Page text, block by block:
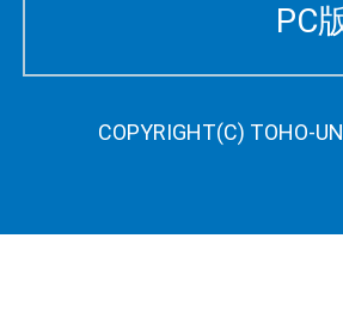
PC
COPYRIGHT(C) TOHO-